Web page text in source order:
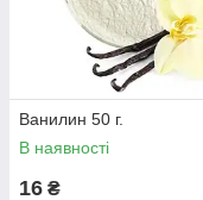
Ванилин 50 г.
В наявності
16 ₴